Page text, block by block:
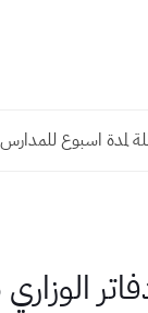
لمدة اسبوع للمدارس
صف